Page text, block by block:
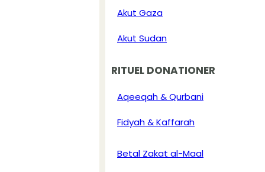
Akut Gaza
Akut Sudan
RITUEL DONATIONER
Aqeeqah & Qurbani
Fidyah & Kaffarah
Betal Zakat al-Maal